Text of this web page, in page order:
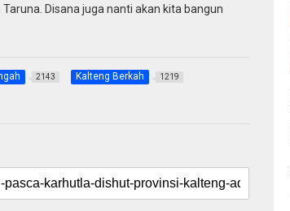
Disana juga nanti akan kita bangun
2143 Kalteng Berkah 1219